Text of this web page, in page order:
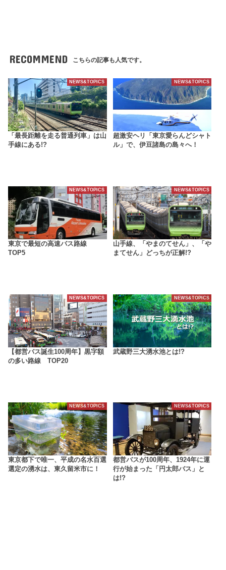
RECOMMEND こちらの記事も人気です。
NEWS&TOPICS
「最長距離を走る普通列車」は山
手線にある!?
NEWS&TOPICS
超激安ヘリ「東京愛らんどシャト
ル」で、伊豆諸島の島々へ！
NEWS&TOPICS
東京で最短の高速バス路線
TOP5
NEWS&TOPICS
山手線、「やまのてせん」、「や
まてせん」どっちが正解!?
NEWS&TOPICS
【都営バス誕生100周年】黒字額
の多い路線 TOP20
NEWS&TOPICS
武蔵野三大湧水池とは!?
NEWS&TOPICS
東京都下で唯一、平成の名水百選
選定の湧水は、東久留米市に！
NEWS&TOPICS
都営バスが100周年、1924年に運
行が始まった「円太郎バス」と
は!?